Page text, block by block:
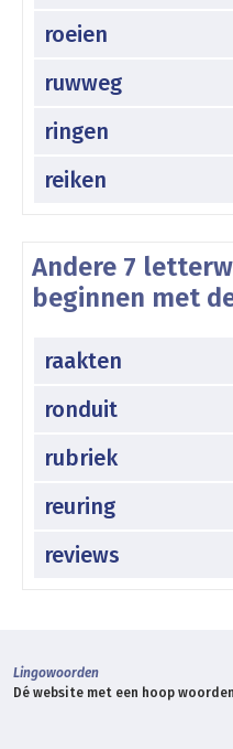
roeien
ruwweg
ringen
reiken
Andere 7
beginnen met
raakten
ronduit
rubriek
reuring
reviews
Lingowoorden
Dé website met een hoop woorden